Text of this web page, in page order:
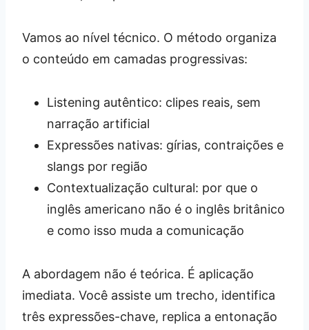
Vamos ao nível técnico. O método organiza
o conteúdo em camadas progressivas:
Listening autêntico: clipes reais, sem
narração artificial
Expressões nativas: gírias, contraições e
slangs por região
Contextualização cultural: por que o
inglês americano não é o inglês britânico
e como isso muda a comunicação
A abordagem não é teórica. É aplicação
imediata. Você assiste um trecho, identifica
três expressões-chave, replica a entonação